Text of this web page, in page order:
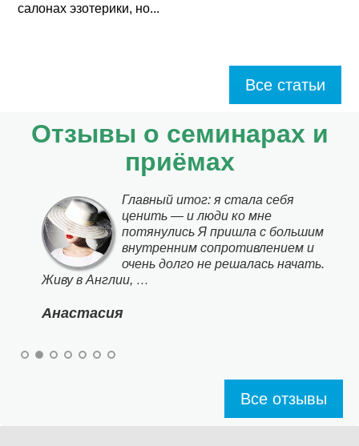
салонах эзотерики, но...
Все статьи
Отзывы о семинарах и
приёмах
Главный итог: я стала себя
ценить — и люди ко мне
потянулись Я пришла с большим
внутренним сопротивлением и
очень долго не решалась начать.
Живу в Англии, …
Анастасия
Все отзывы